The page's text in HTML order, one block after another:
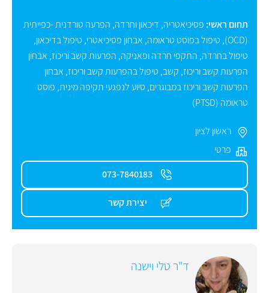
תחום ראשי: פסיכיאטריה, דיכאון וחרדה, הפרעה טורדנית -כפייתית
(OCD)
, טיפול בפוסט טראומה, אבחון פסיכיאטרי, טיפול בדיכאון,
טיפול בחרדה, התקפי חרדה ופאניקה, הפרעות קשב וריכוז, אבחון
הפרעות קשב וריכוז, קשב, טיפול בהפרעות קשב וריכוז, אבחון
הפרעות קשב וריכוז במבוגרים, סיוע לנפגעי תקיפה מינית, פוסט
טראומה (PTSD)
ראשון לציון
פרטי
073-7840183
יצירת קשר
ד"ר טלי וישנה